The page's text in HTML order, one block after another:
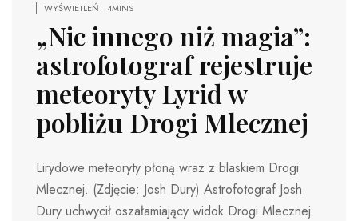
WYŚWIETLEŃ
4MINS
„Nic innego niż magia”:
astrofotograf rejestruje
meteoryty Lyrid w
pobliżu Drogi Mlecznej
Lirydowe meteoryty płoną wraz z blaskiem Drogi
Mlecznej. (Zdjęcie: Josh Dury) Astrofotograf Josh
Dury uchwycił oszałamiający widok Drogi Mlecznej